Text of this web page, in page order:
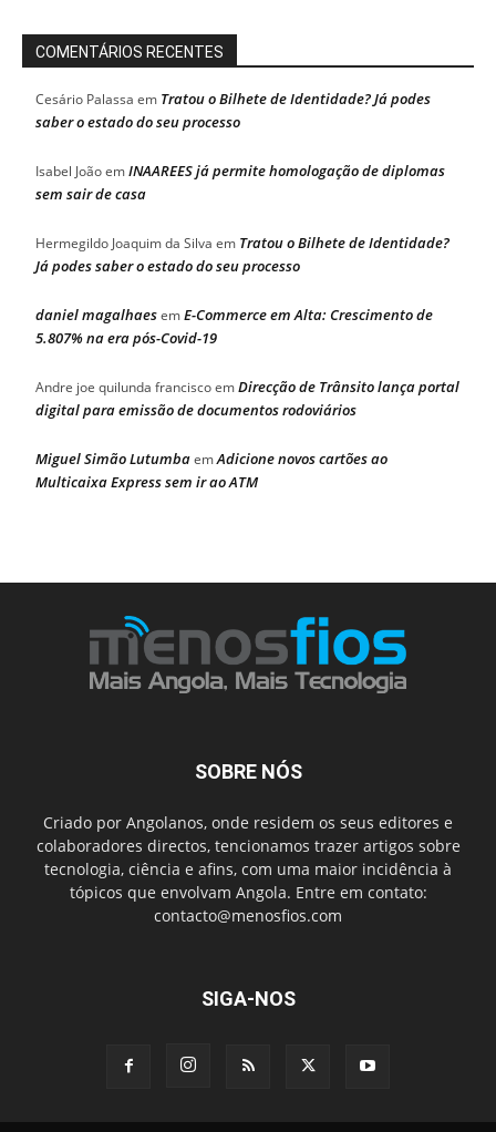
COMENTÁRIOS RECENTES
Cesário Palassa em Tratou o Bilhete de Identidade? Já podes
saber o estado do seu processo
Isabel JoãoemINAAREES já permite homologação de diplomas
sem sair de casa
Hermegildo Joaquim da Silva em Tratou o Bilhete de Identidade?
Já podes saber o estado do seu processo
daniel magalhaesemE-Commerce em Alta: Crescimento de
5.807% na era pós-Covid-19
Andre joe quilunda franciscoemDirecção de Trânsito lança portal
digital para emissão de documentos rodoviários
Miguel Simão LutumbaemAdicione novos cartões ao
Multicaixa Express sem ir ao ATM
SOBRE NÓS
Criado por Angolanos, onde residem os seus editores e
colaboradores directos, tencionamos trazer artigos sobre
tecnologia, ciência e afins, com uma maior incidência à
tópicos que envolvam Angola. Entre em contato:
contacto@menosfios.com
SIGA-NOS